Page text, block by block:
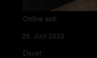
Online seit:
28. Juni 2023
Dauer: